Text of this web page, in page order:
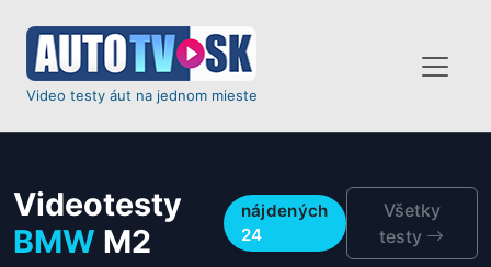
Video testy áut na jednom mieste
Videotesty
BMW M2
nájdených
24
Všetky
testy